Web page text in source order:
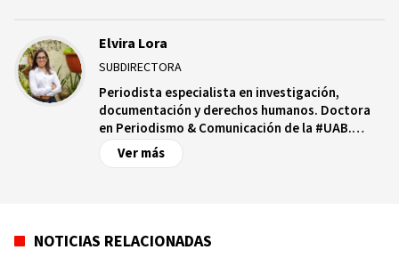
Elvira Lora
SUBDIRECTORA
Periodista especialista en investigación,
documentación y derechos humanos. Doctora
en Periodismo & Comunicación de la #UAB.
Productora transmediática y fundadora de una
plataforma de periodismo feminista Ciudadanía
Ver más
NOTICIAS RELACIONADAS